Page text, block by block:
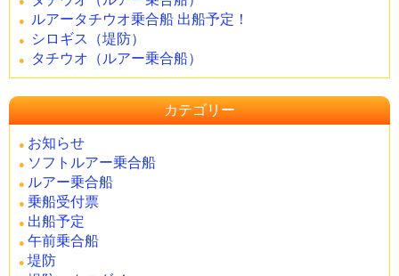
ルアータチウオ乗合船 出船予定！
シロギス（堤防）
タチウオ（ルアー乗合船）
カテゴリー
お知らせ
ソフトルアー乗合船
ルアー乗合船
乗船受付票
出船予定
午前乗合船
堤防